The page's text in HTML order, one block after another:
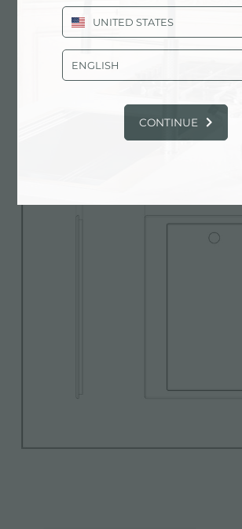
Modelo 3D
UNITED STATES
ENGLISH
CONTINUE